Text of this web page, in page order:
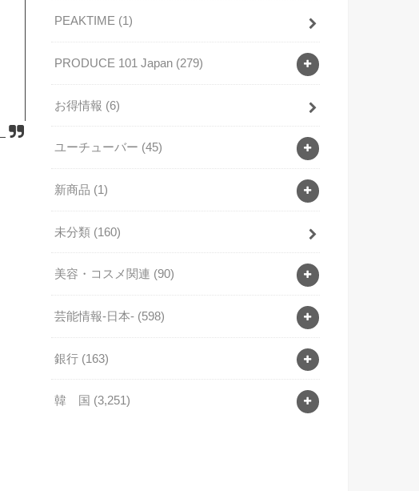
PEAKTIME (1)
PRODUCE 101 Japan (279)
お得情報 (6)
ユーチューバー (45)
新商品 (1)
未分類 (160)
美容・コスメ関連 (90)
芸能情報-日本- (598)
銀行 (163)
韓 国 (3,251)